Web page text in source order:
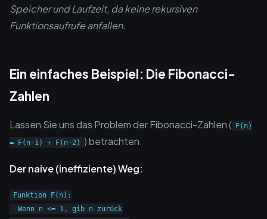
Speicher und Laufzeit, da keine rekursiven
Funktionsaufrufe anfallen.
Ein einfaches Beispiel: Die Fibonacci-
Zahlen
Lassen Sie uns das Problem der Fibonacci-Zahlen (
F(n)
= F(n-1) + F(n-2) ) betrachten.
Der naive (ineffiziente) Weg:
Funktion F(n):
  Wenn n <= 1, gib n zurück